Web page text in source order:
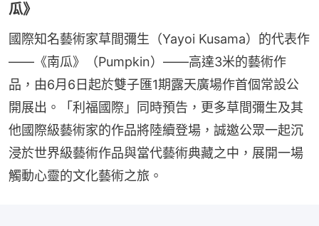
瓜》
國際知名藝術家草間彌生（Yayoi Kusama）的代表作
——《南瓜》（Pumpkin）——高達3米的藝術作
品，由6月6日起於雙子匯1期露天廣場作首個常設公
開展出。「利福國際」同時預告，更多草間彌生及其
他國際級藝術家的作品將陸續登場，誠邀公眾一起沉
浸於世界級藝術作品與當代藝術典藏之中，展開一場
觸動心靈的文化藝術之旅。